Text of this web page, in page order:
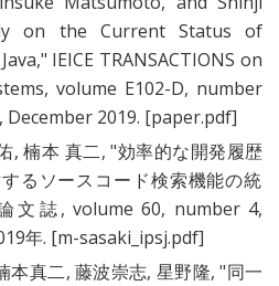
on the Current Status of
," IEICE TRANSACTIONS on
volume E102-D, number
December 2019. [paper.pdf]
, 楠本 真二, "効率的な開発履歴
るソースコード検索機能の統
文誌, volume 60, number 4,
年. [m-sasaki_ipsj.pdf]
本真二, 藤波崇志, 星野隆, "同一